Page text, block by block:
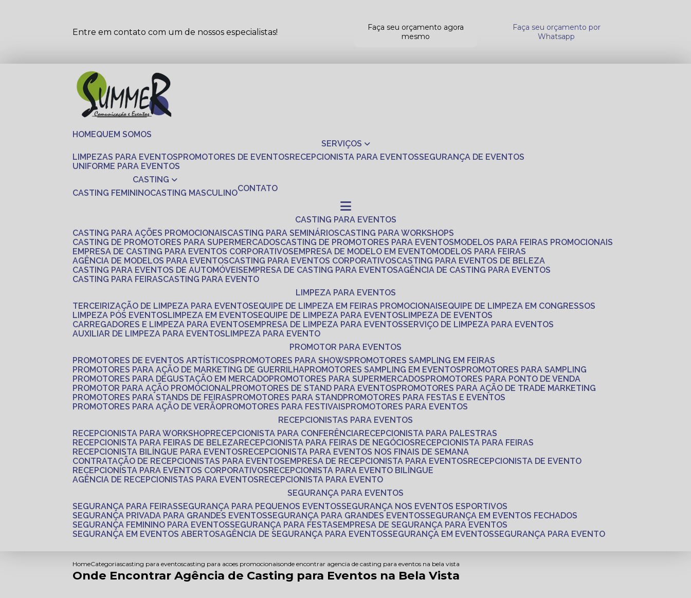
Entre em contato com um de nossos especialistas!
Faça seu orçamento agora
mesmo
Faça seu orçamento por
Whatsapp
HOME
QUEM SOMOS
SERVIÇOS
LIMPEZAS PARA EVENTOS
PROMOTORES DE EVENTOS RECEPCIONISTA PARA EVENTOS SEGURANÇA DE EVENTOS
UNIFORME PARA EVENTOS
CASTING
CASTING FEMININO CASTING MASCULINO CONTATO
CASTING PARA EVENTOS
CASTING PARA AÇÕES PROMOCIONAIS
CASTING PARA SEMINÁRIOS
CASTING PARA WORKSHOPS
CASTING DE PROMOTORES PARA SUPERMERCADOS
CASTING DE PROMOTORES PARA EVENTOS
MODELOS PARA FEIRAS PROMOCIONAIS
EMPRESA DE CASTING PARA EVENTOS CORPORATIVOS
EMPRESA DE MODELO EM EVENTO
MODELOS PARA FEIRAS
AGÊNCIA DE MODELOS PARA EVENTOS
CASTING PARA EVENTOS CORPORATIVOS
CASTING PARA EVENTOS DE BELEZA
CASTING PARA EVENTOS DE AUTOMÓVEIS
EMPRESA DE CASTING PARA EVENTOS
AGÊNCIA DE CASTING PARA EVENTOS
CASTING PARA FEIRAS
CASTING PARA EVENTO
LIMPEZA PARA EVENTOS
TERCEIRIZAÇÃO DE LIMPEZA PARA EVENTOS
EQUIPE DE LIMPEZA EM FEIRAS PROMOCIONAIS
EQUIPE DE LIMPEZA EM CONGRESSOS
LIMPEZA PÓS EVENTOS
LIMPEZA EM EVENTOS EQUIPE DE LIMPEZA PARA EVENTOS
LIMPEZA DE EVENTOS
CARREGADORES E LIMPEZA PARA EVENTOS
EMPRESA DE LIMPEZA PARA EVENTOS SERVIÇO DE LIMPEZA PARA EVENTOS
AUXILIAR DE LIMPEZA PARA EVENTOS
LIMPEZA PARA EVENTO
PROMOTOR PARA EVENTOS
PROMOTORES DE EVENTOS ARTÍSTICOS
PROMOTORES PARA SHOWS
PROMOTORES SAMPLING EM FEIRAS
PROMOTORES PARA AÇÃO DE MARKETING DE GUERRILHA PROMOTORES SAMPLING EM EVENTOS
PROMOTORES PARA SAMPLING
PROMOTORES PARA DEGUSTAÇÃO EM MERCADO PROMOTORES PARA SUPERMERCADOS
PROMOTORES PARA PONTO DE VENDA
PROMOTOR PARA AÇÃO PROMOCIONAL
PROMOTORES DE STAND PARA EVENTOS
PROMOTORES PARA AÇÃO DE TRADE MARKETING
PROMOTORES PARA STANDS DE FEIRAS
PROMOTORES PARA STAND PROMOTORES PARA FESTAS E EVENTOS
PROMOTORES PARA AÇÃO DE VERÃO PROMOTORES PARA FESTIVAIS
PROMOTORES PARA EVENTOS
RECEPCIONISTAS PARA EVENTOS
RECEPCIONISTA PARA WORKSHOP
RECEPCIONISTA PARA CONFERÊNCIA
RECEPCIONISTA PARA PALESTRAS
RECEPCIONISTA PARA FEIRAS DE BELEZA
RECEPCIONISTA PARA FEIRAS DE NEGÓCIOS
RECEPCIONISTA PARA FEIRAS
RECEPCIONISTA BILÍNGUE PARA EVENTOS
RECEPCIONISTA PARA EVENTOS NOS FINAIS DE SEMANA
CONTRATAÇÃO DE RECEPCIONISTAS PARA EVENTOS
EMPRESA DE RECEPCIONISTA PARA EVENTOS
RECEPCIONISTA DE EVENTO
RECEPCIONISTA PARA EVENTOS CORPORATIVOS
RECEPCIONISTA PARA EVENTO BILÍNGUE
AGÊNCIA DE RECEPCIONISTAS PARA EVENTOS
RECEPCIONISTA PARA EVENTO
SEGURANÇA PARA EVENTOS
SEGURANÇA PARA FEIRAS SEGURANÇA PARA PEQUENOS EVENTOS SEGURANÇA NOS EVENTOS ESPORTIVOS
SEGURANÇA PRIVADA PARA GRANDES EVENTOS SEGURANÇA PARA GRANDES EVENTOS SEGURANÇA EM EVENTOS FECHADOS
SEGURANÇA FEMININO PARA EVENTOS SEGURANÇA PARA FESTAS
EMPRESA DE SEGURANÇA PARA EVENTOS
SEGURANÇA EM EVENTOS ABERTOS
AGÊNCIA DE SEGURANÇA PARA EVENTOS SEGURANÇA EM EVENTOS SEGURANÇA PARA EVENTO
HomeCategoriascasting para eventoscasting para acoes promocionaisonde encontrar agencia de casting para eventos na bela vista
Onde Encontrar Agência de Casting para Eventos na Bela Vista